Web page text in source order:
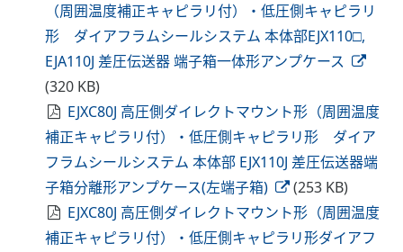
（周囲温度補正キャピラリ付）・低圧側キャピラリ
形 ダイアフラムシールシステム 本体部EJX110□,
EJA110J 差圧伝送器 端子箱一体形アンプケース
(320 KB)
EJXC80J 高圧側ダイレクトマウント形（周囲温度
補正キャピラリ付）・低圧側キャピラリ形 ダイア
フラムシールシステム 本体部 EJX110J 差圧伝送器端
子箱分離形アンプケース(左端子箱)
(253 KB)
EJXC80J 高圧側ダイレクトマウント形（周囲温度
補正キャピラリ付）・低圧側キャピラリ形ダイアフ